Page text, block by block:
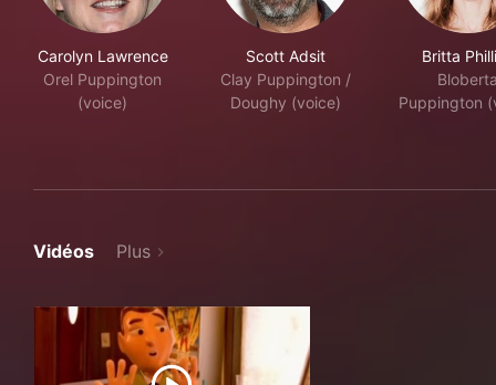
Carolyn Lawrence
Orel Puppington
(voice)
Scott Adsit
Clay Puppington /
Doughy (voice)
Britta
Puppington
Vidéos Plus